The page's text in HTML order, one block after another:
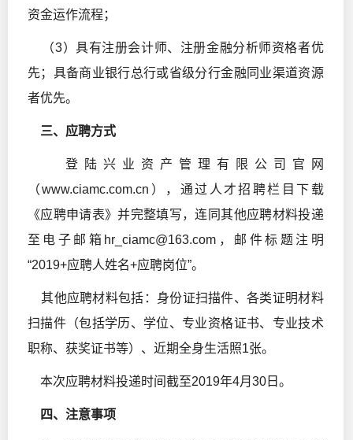
资金运作流程；
（3）具有注册会计师、注册金融分析师资格者优
先；具备商业银行总行或省级分行金融同业渠道资源
者优先。
三、应聘方式
登陆兴业资产管理有限公司官网
（www.ciamc.com.cn），通过人才招聘栏目下载
《应聘申请表》并完整填写，连同其他应聘材料投递
至电子邮箱hr_ciamc@163.com，邮件标题注明
“2019+应聘人姓名+应聘岗位”。
其他应聘材料包括：身份证扫描件、各类证明材料
扫描件（包括学历、学位、专业资格证书、专业技术
职称、获奖证书等）、近期全身生活照1张。
本次应聘材料投递时间截至2019年4月30日。
四、注意事项